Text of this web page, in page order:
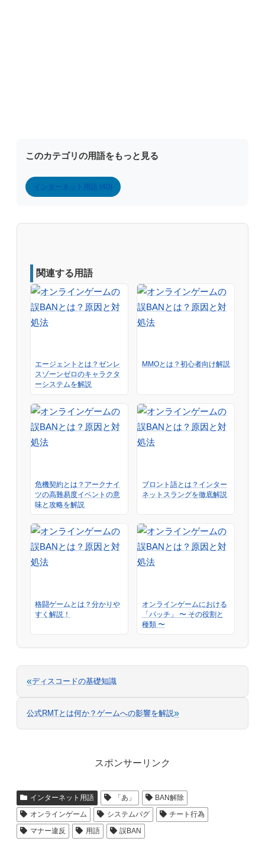
このカテゴリの用語をもっと見る
インターネット用語 (40)
関連する用語
エージェントとは？ゼンレ
スゾーンゼロのキャラクタ
ーシステムを解説
MMOとは？初心者向け解説
危機契約とは？アークナイ
ツの高難易度イベントの意
味と攻略を解説
ブロント語とは？インター
ネットスラングを徹底解説
格闘ゲームとは？分かりや
すく解説！
オンラインゲームにおける
「パッチ」 〜 その役割と
種類 〜
«ディスコードの基礎知識
公式RMTとは何か？ゲームへの影響を解説»
スポンサーリンク
インターネット用語 「あ」
BAN解除
オンラインゲーム
システムバグ
チート行為
マナー違反
用語 誤BAN